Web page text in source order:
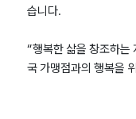
습니다.
“행복한 삶을 창조하는
국 가맹점과의 행복을